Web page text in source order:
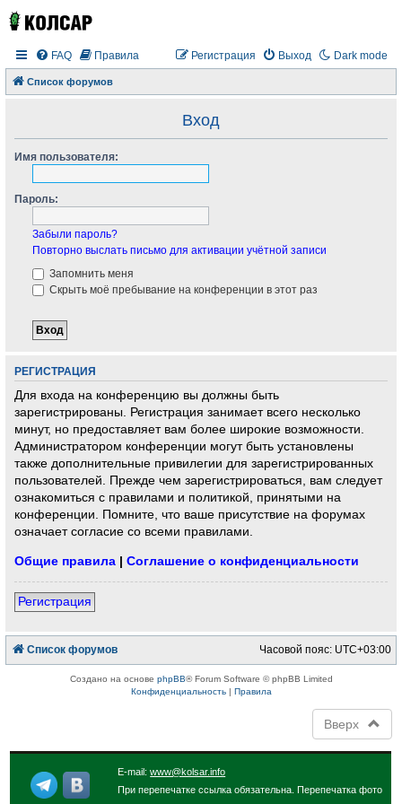
Dark mode
FAQ Правила Выход
Регистрация
Список форумов
Вход
Имя пользователя:
Пароль:
Забыли пароль?
Повторно выслать письмо для активации учётной записи
Запомнить меня
Скрыть моё пребывание на конференции в этот раз
РЕГИСТРАЦИЯ
Для входа на конференцию вы должны быть
зарегистрированы. Регистрация занимает всего несколько
минут, но предоставляет вам более широкие возможности.
Администратором конференции могут быть установлены
также дополнительные привилегии для зарегистрированных
пользователей. Прежде чем зарегистрироваться, вам следует
ознакомиться с правилами и политикой, принятыми на
конференции. Помните, что ваше присутствие на форумах
означает согласие со всеми правилами.
Общие правила |Соглашение о конфиденциальности
Регистрация
Список форумов Часовой пояс: UTC+03:00
Создано на основе phpBB® Forum Software © phpBB Limited
Конфиденциальность| Правила
Вверх
E-mail:www@kolsar.info
При перепечатке ссылка обязательна. Перепечатка фото